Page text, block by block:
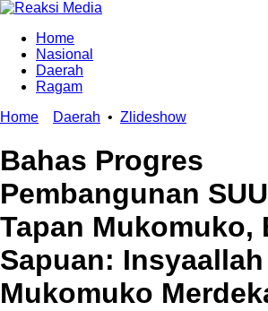
Home
Nasional
Daerah
Ragam
Home
Daerah • Zlideshow
Bahas Progres
Pembangunan
Tapan Mukomuko,
Sapuan: Insyaallah
Mukomuko